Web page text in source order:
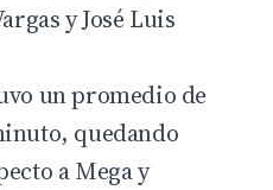
y José Luis
un promedio de
quedando
a Mega y